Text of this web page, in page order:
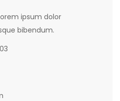
ipsum dolor
bibendum.